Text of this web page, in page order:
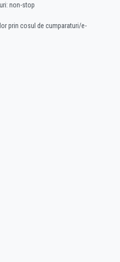
non-stop
prin cosul de cumparaturi/e-